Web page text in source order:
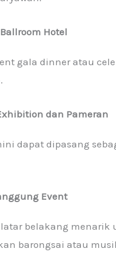
Hotel
gala dinner atau
dan Pameran
dapat dipasang
Event
belakang menarik
barongsai atau